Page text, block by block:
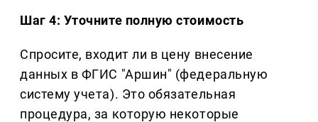
Шаг 4: Уточните полную стоимость
Спросите, входит ли в цену внесение
данных в ФГИС "Аршин" (федеральную
систему учета). Это обязательная
процедура, за которую некоторые